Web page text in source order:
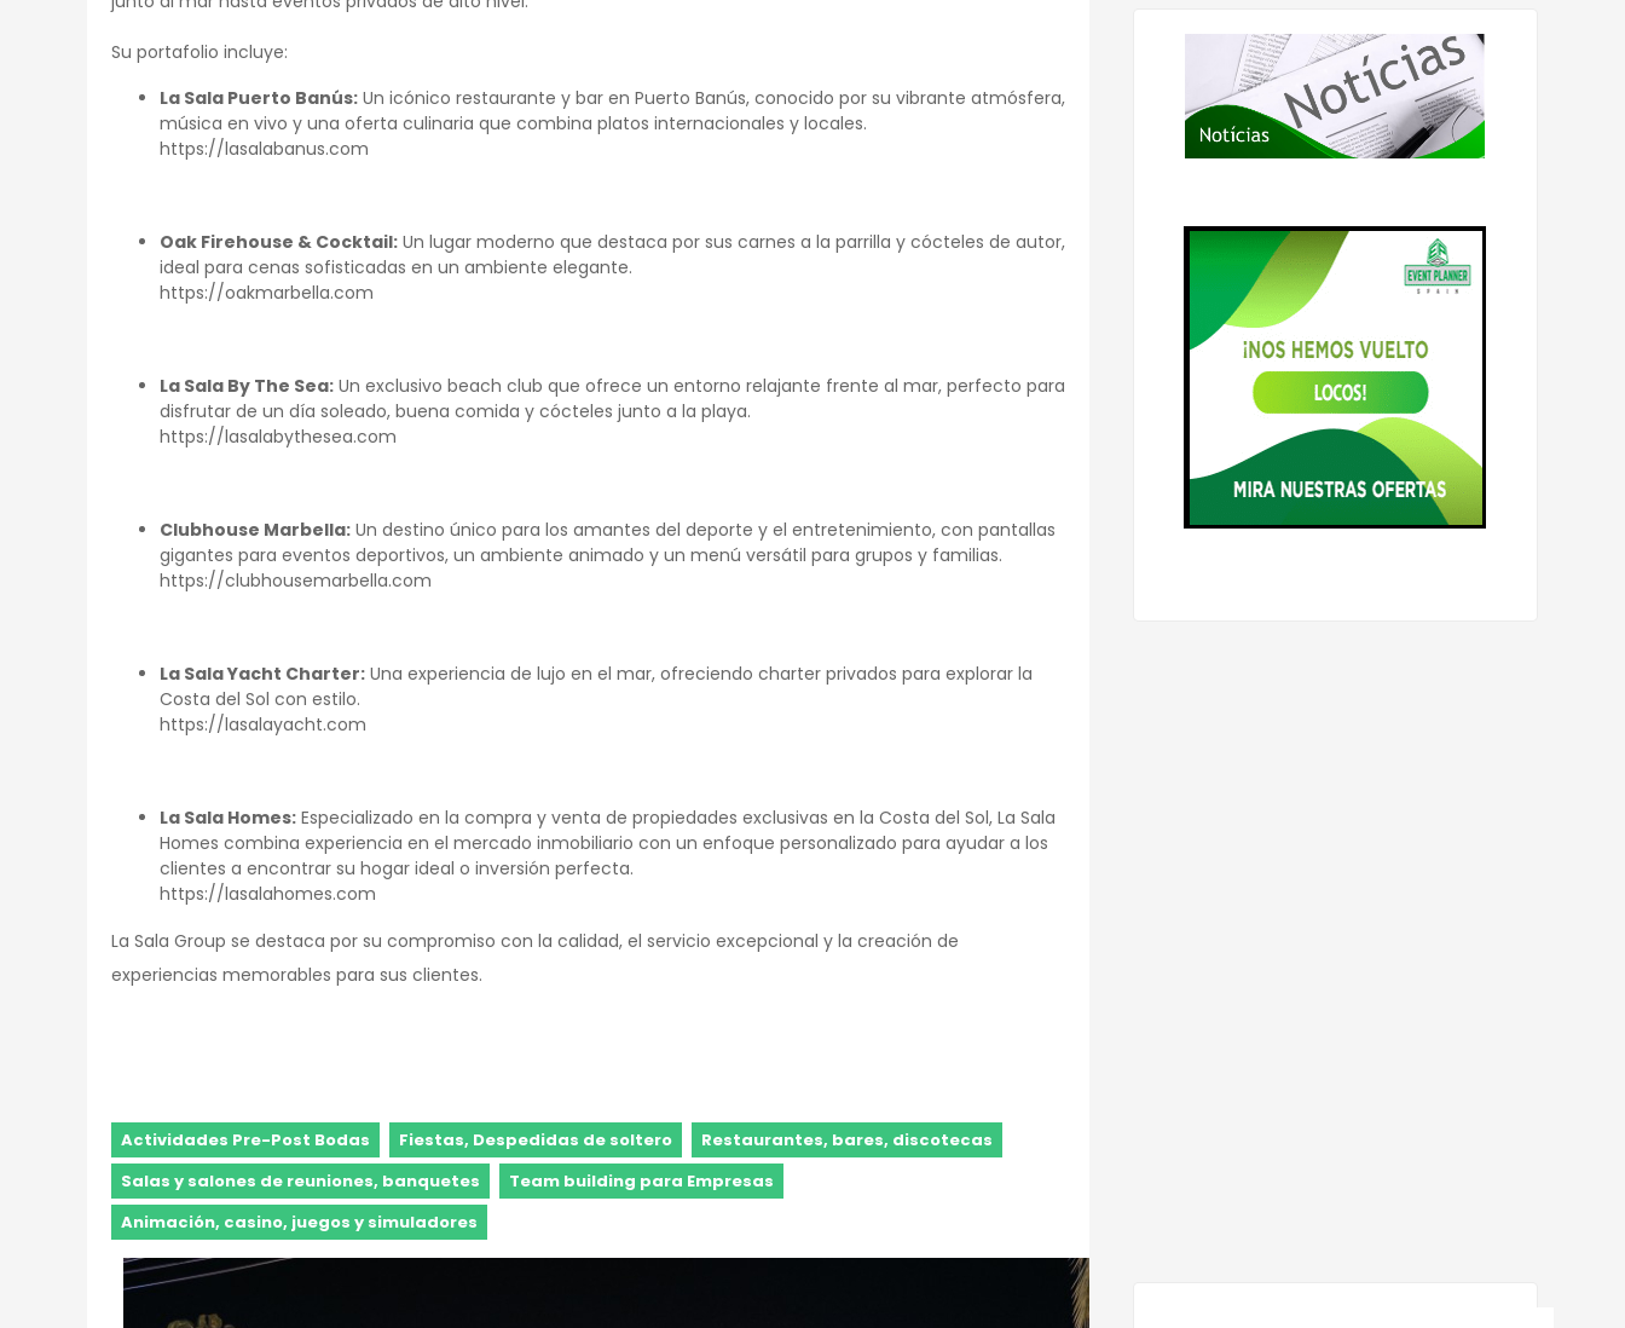
Su portafolio incluye:
La Sala Puerto Banús: Un icónico restaurante y bar en Puerto Banús, conocido por su vibrante atmósfera,
música en vivo y una oferta culinaria que combina platos internacionales y locales.
https://lasalabanus.com
Oak Firehouse & Cocktail: Un lugar moderno que destaca por sus carnes a la parrilla y cócteles de autor,
ideal para cenas sofisticadas en un ambiente elegante.
https://oakmarbella.com
La Sala By The Sea: Un exclusivo beach club que ofrece un entorno relajante frente al mar, perfecto para
disfrutar de un día soleado, buena comida y cócteles junto a la playa.
https://lasalabythesea.com
Clubhouse Marbella: Un destino único para los amantes del deporte y el entretenimiento, con pantallas
gigantes para eventos deportivos, un ambiente animado y un menú versátil para grupos y familias.
https://clubhousemarbella.com
La Sala Yacht Charter: Una experiencia de lujo en el mar, ofreciendo charter privados para explorar la
Costa del Sol con estilo.
https://lasalayacht.com
La Sala Homes: Especializado en la compra y venta de propiedades exclusivas en la Costa del Sol, La Sala
Homes combina experiencia en el mercado inmobiliario con un enfoque personalizado para ayudar a los
clientes a encontrar su hogar ideal o inversión perfecta.
https://lasalahomes.com
La Sala Group se destaca por su compromiso con la calidad, el servicio excepcional y la creación de
experiencias memorables para sus clientes.
Actividades Pre-Post Bodas Fiestas, Despedidas de soltero
Restaurantes, bares, discotecas
Salas y salones de reuniones, banquetes
Team building para Empresas
Animación, casino, juegos y simuladores